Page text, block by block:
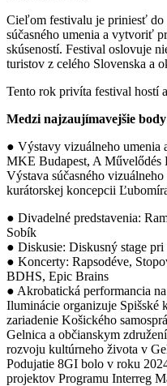
Cieľom festivalu je priniesť do
súčasného umenia a vytvoriť
skúseností. Festival oslovuje
turistov z celého Slovenska a
Tento rok privíta festival hostí
Medzi najzaujímavejšie
● Výstavy vizuálneho umenia
MKE Budapest, A Művelődés
Výstava súčasného
kurátorskej koncepcii
● Divadelné predstavenia:
Sobík
● Diskusie: Diskusný stage
● Koncerty: Rapsodéve,
BDHS, Epic Brains
● Akrobatická performancia
Iluminácie organizuje Spišské
zariadenie Košického
Gelnica a občianskym
rozvoju kultúrneho života v
Podujatie 8GI bolo v roku
projektov Programu Interreg